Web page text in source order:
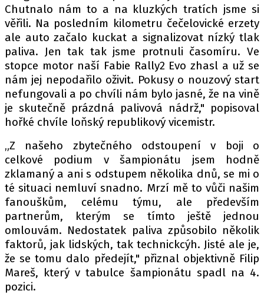
Chutnalo nám to a na kluzkých tratích jsme si
věřili. Na posledním kilometru čečelovické erzety
ale auto začalo kuckat a signalizovat nízký tlak
paliva. Jen tak tak jsme protnuli časomíru. Ve
stopce motor naší Fabie Rally2 Evo zhasl a už se
nám jej nepodařilo oživit. Pokusy o nouzový start
nefungovali a po chvíli nám bylo jasné, že na vině
je skutečně prázdná palivová nádrž," popisoval
hořké chvíle loňský republikový vicemistr.
„Z našeho zbytečného odstoupení v boji o
celkové podium v šampionátu jsem hodně
zklamaný a ani s odstupem několika dnů, se mi o
té situaci nemluví snadno. Mrzí mě to vůči našim
fanouškům, celému týmu, ale především
partnerům, kterým se tímto ještě jednou
omlouvám. Nedostatek paliva způsobilo několik
faktorů, jak lidských, tak technickcýh. Jisté ale je,
že se tomu dalo předejít," přiznal objektivně Filip
Mareš, který v tabulce šampionátu spadl na 4.
pozici.